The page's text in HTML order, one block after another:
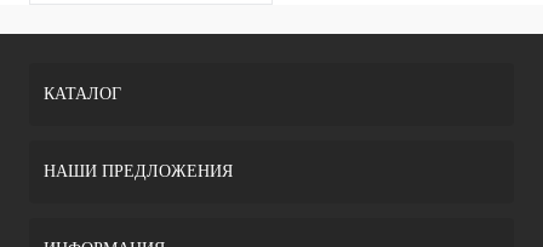
2250 Ду 15
КАТАЛОГ
НАШИ ПРЕДЛОЖЕНИЯ